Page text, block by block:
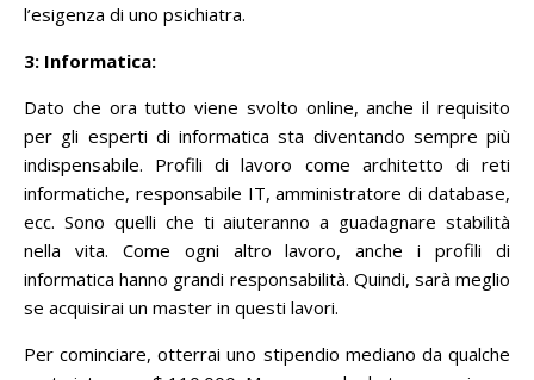
l’esigenza di uno psichiatra.
3: Informatica:
Dato che ora tutto viene svolto online, anche il requisito
per gli esperti di informatica sta diventando sempre più
indispensabile. Profili di lavoro come architetto di reti
informatiche, responsabile IT, amministratore di database,
ecc. Sono quelli che ti aiuteranno a guadagnare stabilità
nella vita. Come ogni altro lavoro, anche i profili di
informatica hanno grandi responsabilità. Quindi, sarà meglio
se acquisirai un master in questi lavori.
Per cominciare, otterrai uno stipendio mediano da qualche